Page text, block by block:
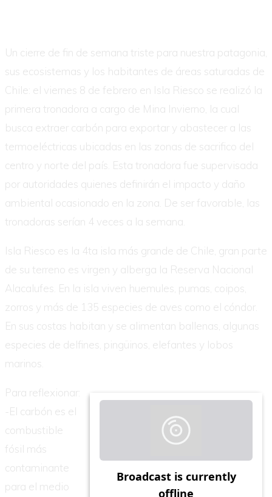
Un cierre de fin de semana triste para nuestra patagonia,
sus ecosistemas y los habitantes de áreas saturadas de
Chile: el viernes 8 de febrero en Isla Riesco se realizó la
primera tronadora a cargo de Mina Invierno, la cual
busca extraer carbón para exportar y abastecer a las
termoeléctricas ubicadas en las zonas de sacrifico del
centro y norte del país. Esta tronadora fue supervisada
por autoridades quienes definirán el impacto y daño
ambiental ocasionado en la zona. De ser favorable, las
tronadoras serían 4 veces a la semana.
Isla Riesco es la 4ta isla más grande de Chile, gran parte
de su terreno es virgen y alberga la Reserva Nacional
Alacalufes. En la isla viven huemules, pumas, coipos,
zorros y más de 135 especies de aves como el cóndor.
En sus costas habitan y se alimentan ballenas, algunas
especies de delfines, pingüinos, elefantes y lobos
marinos.
Para reflexionar:
-El carbón es el
combustible
fósil más
contaminante
para el medio